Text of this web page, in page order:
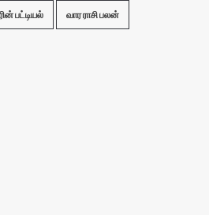
பட்டியல் வார ராசி பலன்